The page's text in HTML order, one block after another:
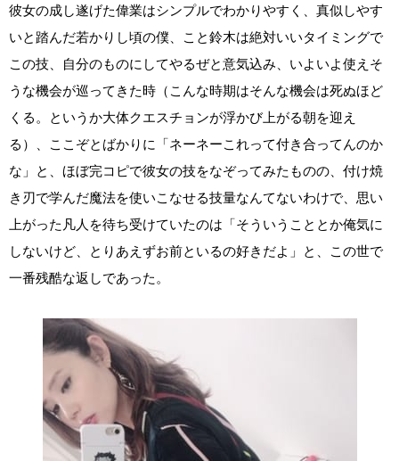
彼女の成し遂げた偉業はシンプルでわかりやすく、真似しやす
いと踏んだ若かりし頃の僕、こと鈴木は絶対いいタイミングで
この技、自分のものにしてやるぜと意気込み、いよいよ使えそ
うな機会が巡ってきた時（こんな時期はそんな機会は死ぬほど
くる。というか大体クエスチョンが浮かび上がる朝を迎え
る）、ここぞとばかりに「ネーネーこれって付き合ってんのか
な」と、ほぼ完コピで彼女の技をなぞってみたものの、付け焼
き刃で学んだ魔法を使いこなせる技量なんてないわけで、思い
上がった凡人を待ち受けていたのは「そういうこととか俺気に
しないけど、とりあえずお前といるの好きだよ」と、この世で
一番残酷な返しであった。